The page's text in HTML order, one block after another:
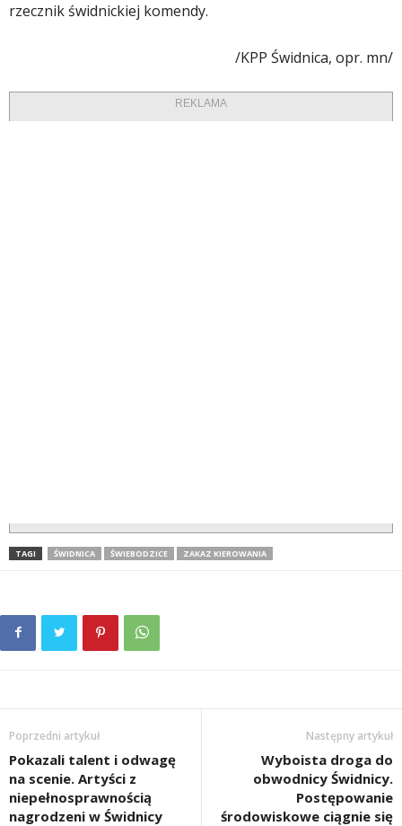
rzecznik świdnickiej komendy.
/KPP Świdnica, opr. mn/
REKLAMA
TAGI ŚWIDNICA ŚWIEBODZICE ZAKAZ KIEROWANIA
Poprzedni artykuł
Pokazali talent i odwagę
na scenie. Artyści z
niepełnosprawnością
nagrodzeni w Świdnicy
Następny artykuł
Wyboista droga do
obwodnicy Świdnicy.
Postępowanie
środowiskowe ciągnie się